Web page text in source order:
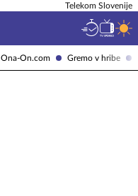
Ona-On.com Gremo v hribe
Telekom Slovenije